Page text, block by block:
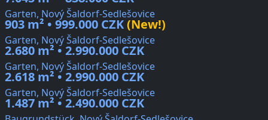
Garten, Nový Šaldorf-Sedlešovice
903 m² • 999.000 CZK(New!)
Garten, Nový Šaldorf-Sedlešovice
2.680 m² • 2.990.000 CZK
Garten, Nový Šaldorf-Sedlešovice
2.618 m² • 2.990.000 CZK
Garten, Nový Šaldorf-Sedlešovice
1.487 m² • 2.490.000 CZK